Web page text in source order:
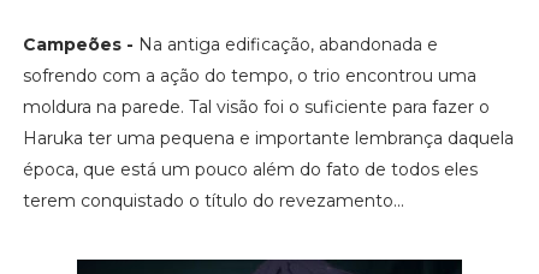
Campeões - Na antiga edificação, abandonada e
sofrendo com a ação do tempo, o trio encontrou uma
moldura na parede. Tal visão foi o suficiente para fazer o
Haruka ter uma pequena e importante lembrança daquela
época, que está um pouco além do fato de todos eles
terem conquistado o título do revezamento...